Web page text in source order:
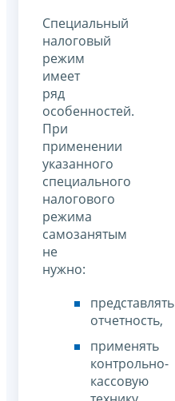
Специальный
налоговый
режим
имеет
ряд
особенностей.
При
применении
указанного
специального
налогового
режима
самозанятым
не
нужно:
представлять
отчетность,
применять
контрольно-
кассовую